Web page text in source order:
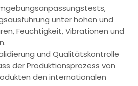
unter hohen und
Feuchtigkeit, Vibrationen und
und Qualitätskontrolle
der Produktionsprozess von
den internationalen